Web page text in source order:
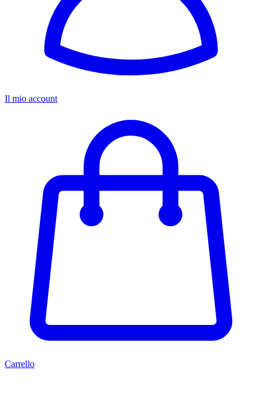
Il mio account
Carrello